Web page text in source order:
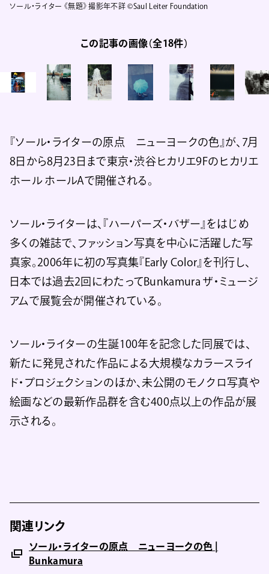
ソール・ライター 《無題》 撮影年不詳 ©Saul Leiter Foundation
この記事の画像（全18件）
『ソール・ライターの原点 ニューヨークの色』が、7月
8日から8月23日まで東京・渋谷ヒカリエ9Fのヒカリエ
ホール ホールAで開催される。
ソール・ライターは、『ハーパーズ・バザー』をはじめ
多くの雑誌で、ファッション写真を中心に活躍した写
真家。2006年に初の写真集『Early Color』を刊行し、
日本では過去2回にわたってBunkamura ザ・ミュージ
アムで展覧会が開催されている。
ソール・ライターの生誕100年を記念した同展では、
新たに発見された作品による大規模なカラースライ
ド・プロジェクションのほか、未公開のモノクロ写真や
絵画などの最新作品群を含む400点以上の作品が展
示される。
関連リンク
ソール・ライターの原点 ニューヨークの色 |
Bunkamura